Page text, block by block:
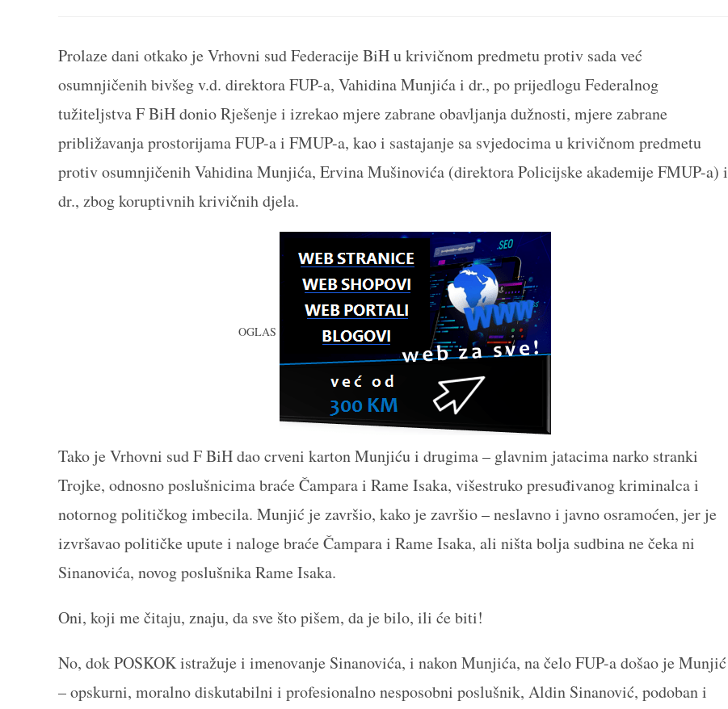
Prolaze dani otkako je Vrhovni sud Federacije BiH u krivičnom predmetu protiv sada već
osumnjičenih bivšeg v.d. direktora FUP-a, Vahidina Munjića i dr., po prijedlogu Federalnog
tužiteljstva F BiH donio Rješenje i izrekao mjere zabrane obavljanja dužnosti, mjere zabrane
približavanja prostorijama FUP-a i FMUP-a, kao i sastajanje sa svjedocima u krivičnom predmetu
protiv osumnjičenih Vahidina Munjića, Ervina Mušinovića (direktora Policijske akademije FMUP-a) i
dr., zbog koruptivnih krivičnih djela.
OGLAS
Tako je Vrhovni sud F BiH dao crveni karton Munjiću i drugima – glavnim jatacima narko stranki
Trojke, odnosno poslušnicima braće Čampara i Rame Isaka, višestruko presuđivanog kriminalca i
notornog političkog imbecila. Munjić je završio, kako je završio – neslavno i javno osramoćen, jer je
izvršavao političke upute i naloge braće Čampara i Rame Isaka, ali ništa bolja sudbina ne čeka ni
Sinanovića, novog poslušnika Rame Isaka.
Oni, koji me čitaju, znaju, da sve što pišem, da je bilo, ili će biti!
No, dok POSKOK istražuje i imenovanje Sinanovića, i nakon Munjića, na čelo FUP-a došao je Munjić
– opskurni, moralno diskutabilni i profesionalno nesposobni poslušnik, Aldin Sinanović, podoban i